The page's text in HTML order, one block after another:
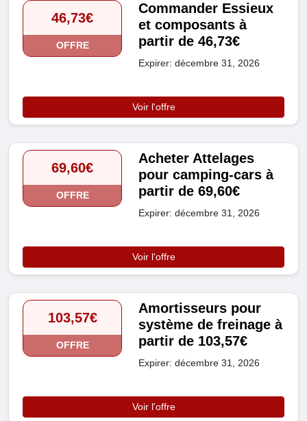
46,73€
OFFRE
Commander Essieux
et composants à
partir de 46,73€
Expirer: décembre 31, 2026
Voir l'offre
69,60€
OFFRE
Acheter Attelages
pour camping-cars à
partir de 69,60€
Expirer: décembre 31, 2026
Voir l'offre
103,57€
OFFRE
Amortisseurs pour
système de freinage à
partir de 103,57€
Expirer: décembre 31, 2026
Voir l'offre